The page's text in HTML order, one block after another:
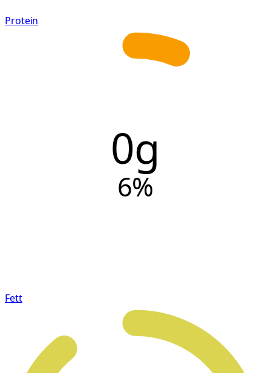
Protein
0g
6%
Fett